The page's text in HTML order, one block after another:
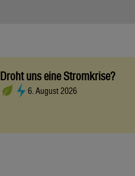
Droht uns eine Stromkrise?
6. August 2026